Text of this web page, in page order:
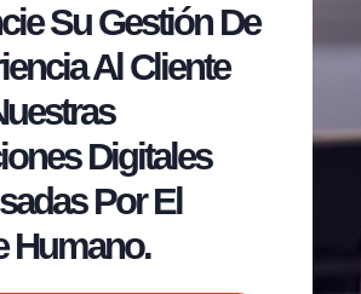
Su Gestión De
Al Cliente
Digitales
Por El
Humano.